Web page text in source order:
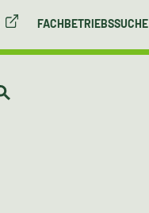
FACHBETRIEBSSUCHE